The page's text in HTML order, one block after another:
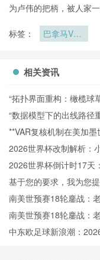
为卢伟的把柄，被人家
标签：
巴拿马VS
VS克罗地
相关资讯
“拓扑界面重构：橄榄球
“数据模型下的出线路径
**VAR复核机制在美加
解析**
2026世界杯改制解析：
2026世界杯倒计时17天
战场
基于您的要求，我为您
杯北美空域动态协调机
效能分析**
南美世预赛18轮鏖战：
南美世预赛18轮鏖战：
中东欧足球新浪潮：